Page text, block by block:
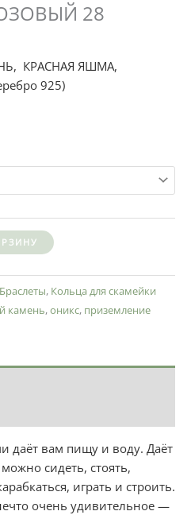
28
, КРАСНАЯ ЯШМА,
925)
Браслеты, Кольца для скамейки
камень,оникс, приземление
даёт вам пищу и воду. Даёт
сидеть, стоять,
играть и строить.
очень удивительное —